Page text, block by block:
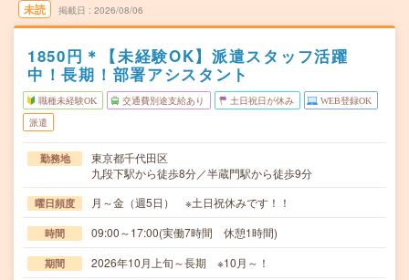
未読 掲載日 2026/08/06
1850円＊【未経験OK】派遣スタッフ活躍
中！長期！部署アシスタント
職種未経験OK 交通費別途支給あり 土日祝日が休み WEB登録OK
派遣
勤務地
東京都千代田区
九段下駅から徒歩8分／半蔵門駅から徒歩9分
曜日頻度 月～金（週5日） ※土日祝休みです！！
時間 09:00～17:00(実働7時間 休憩1時間)
期間 2026年10月上旬～長期 ※10月～！